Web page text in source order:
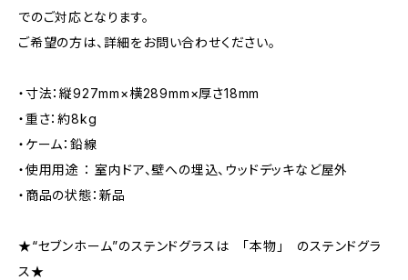
でのご対応となります。
ご希望の方は、詳細をお問い合わせください。
・寸法：縦927mm×横289mm×厚さ18mm
・重さ：約8kg
・ケーム：鉛線
・使用用途 ： 室内ドア、壁への埋込、ウッドデッキなど屋外
・商品の状態：新品
★“セブンホーム”のステンドグラスは 「本物」 のステンドグラ
ス★